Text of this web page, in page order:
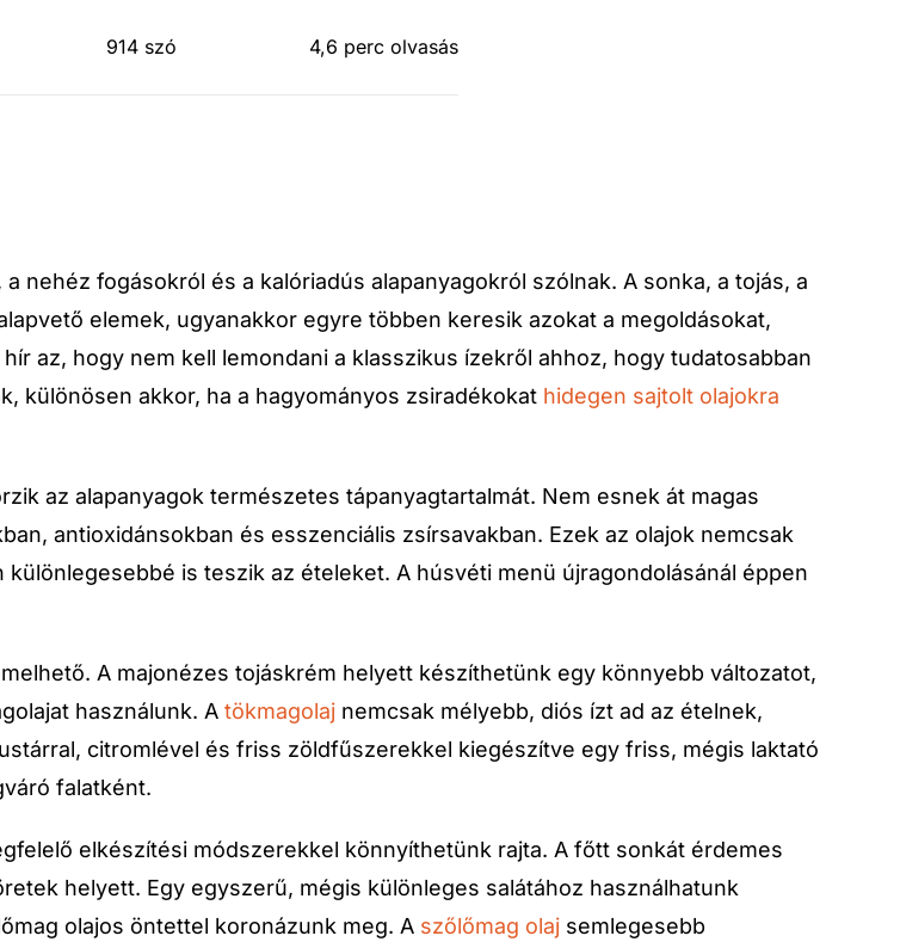
914 szó 4,6 perc olvasás
nehéz fogásokról és a kalóriadús alapanyagokról szólnak. A sonka, a tojás, a
elemek, ugyanakkor egyre többen keresik azokat a megoldásokat,
az, hogy nem kell lemondani a klasszikus ízekről ahhoz, hogy tudatosabban
különösen akkor, ha a hagyományos zsiradékokat hidegen sajtolt olajokra
az alapanyagok természetes tápanyagtartalmát. Nem esnek át magas
antioxidánsokban és esszenciális zsírsavakban. Ezek az olajok nemcsak
is teszik az ételeket. A húsvéti menü újragondolásánál éppen
A majonézes tojáskrém helyett készíthetünk egy könnyebb változatot,
használunk. Atökmagolaj nemcsak mélyebb, diós ízt ad az ételnek,
citromlével és friss zöldfűszerekkel kiegészítve egy friss, mégis laktató
falatként.
elkészítési módszerekkel könnyíthetünk rajta. A főtt sonkát érdemes
helyett. Egy egyszerű, mégis különleges salátához használhatunk
olajos öntettel koronázunk meg. A szőlőmag olaj semlegesebb